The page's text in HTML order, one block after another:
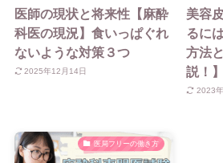
医師の現状と将来性【麻酔
科医の現況】食いっぱぐれ
ないような対策３つ
2025年12月14日
美容
るに
方法
説！】
2023
医局フリーの働き方